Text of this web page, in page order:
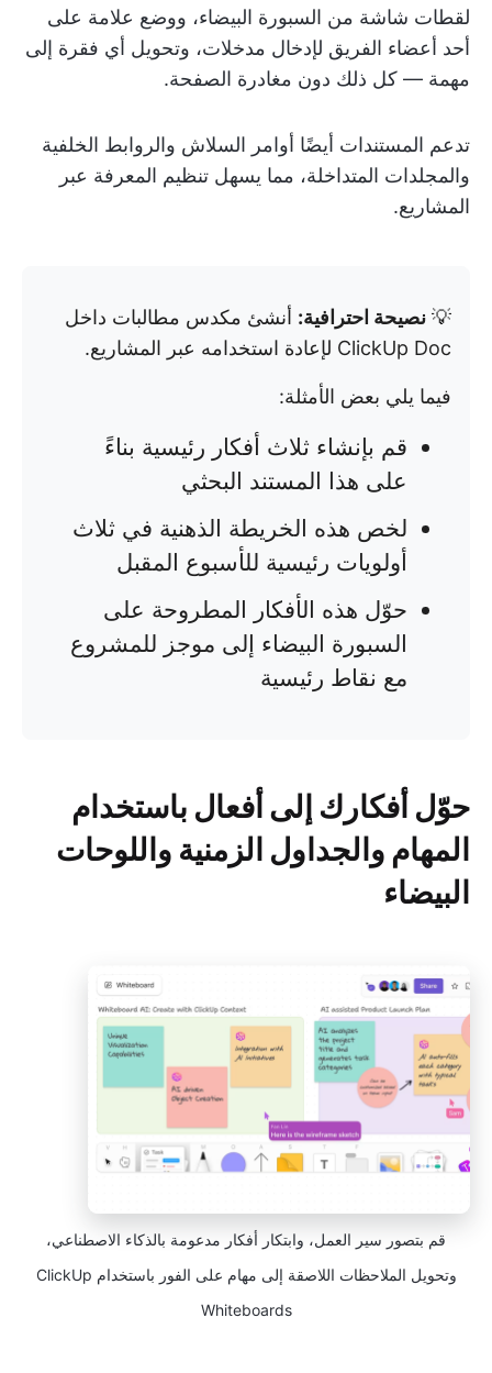
لقطات شاشة من السبورة البيضاء، ووضع علامة على
أحد أعضاء الفريق لإدخال مدخلات، وتحويل أي فقرة إلى
مهمة — كل ذلك دون مغادرة الصفحة.
تدعم المستندات أيضًا أوامر السلاش والروابط الخلفية
والمجلدات المتداخلة، مما يسهل تنظيم المعرفة عبر
المشاريع.
💡 نصيحة احترافية: أنشئ مكدس مطالبات داخل
ClickUp Doc لإعادة استخدامه عبر المشاريع.
فيما يلي بعض الأمثلة:
قم بإنشاء ثلاث أفكار رئيسية بناءً
على هذا المستند البحثي
لخص هذه الخريطة الذهنية في ثلاث
أولويات رئيسية للأسبوع المقبل
حوّل هذه الأفكار المطروحة على
السبورة البيضاء إلى موجز للمشروع
مع نقاط رئيسية
حوّل أفكارك إلى أفعال باستخدام
المهام والجداول الزمنية واللوحات
البيضاء
قم بتصور سير العمل، وابتكار أفكار مدعومة بالذكاء الاصطناعي،
وتحويل الملاحظات اللاصقة إلى مهام على الفور باستخدام ClickUp
Whiteboards